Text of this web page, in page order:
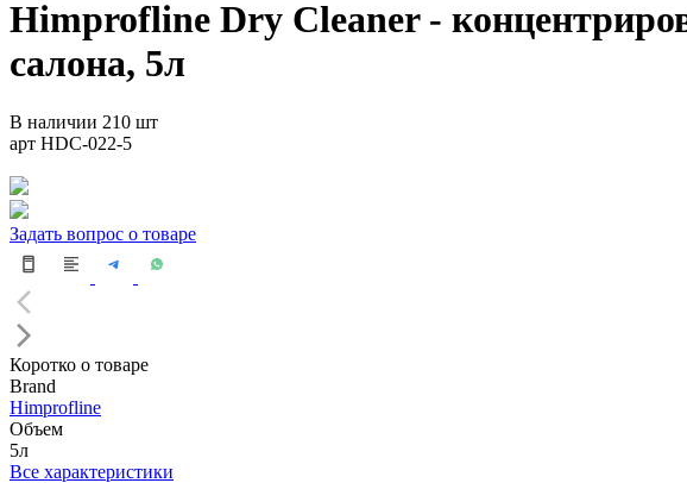
Himprofline Dry Cleaner -
салона, 5л
В наличии 210 шт
арт HDC-022-5
Задать вопрос о товаре
Коротко о товаре
Brand
Himprofline
Объем
5л
Все характеристики